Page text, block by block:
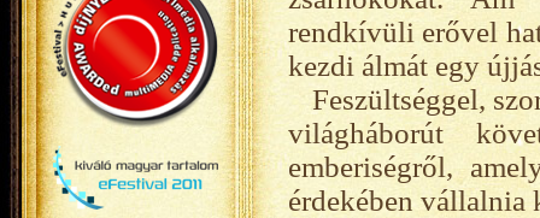
rendkívüli erővel
kezdi álmát egy
Feszültséggel,
világháborút
emberiségről,
érdekében vállalnia